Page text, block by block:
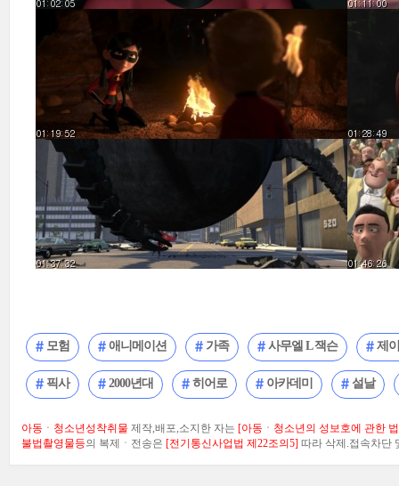
모험 애니메이션 가족 사무엘 L 잭슨 제
픽사 2000년대 히어로 아카데미 설날
아동ㆍ청소년성착취물 제작,배포,소지한 자는 [아동ㆍ청소년의 성보호에 관한
불법촬영물등의 복제ㆍ전송은 [전기통신사업법 제22조의5] 따라 삭제.접속차단